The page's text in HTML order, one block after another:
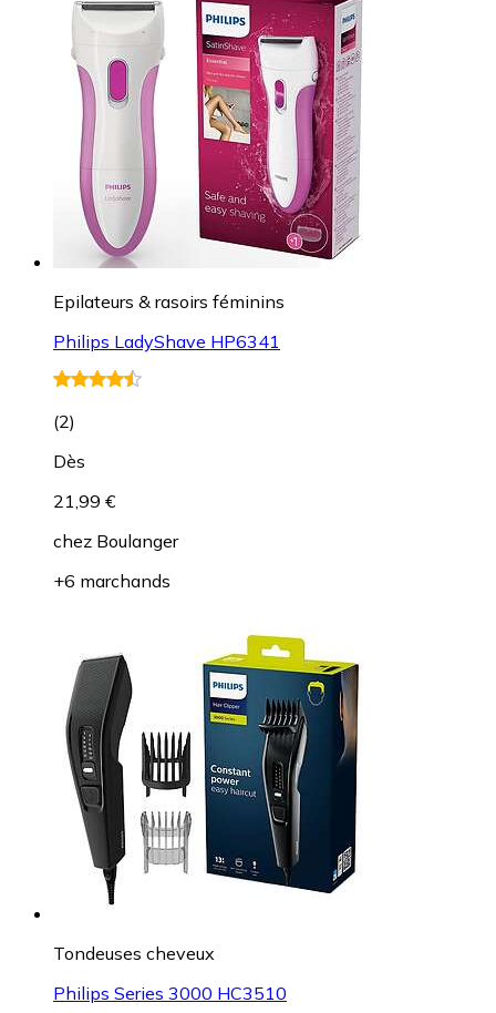
Epilateurs & rasoirs féminins
Philips LadyShave HP6341
(2)
Dès
21,99 €
chez Boulanger
+6 marchands
Tondeuses cheveux
Philips Series 3000 HC3510